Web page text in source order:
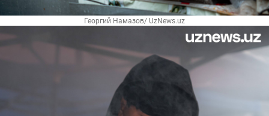
Георгий Намазов/ UzNews.uz